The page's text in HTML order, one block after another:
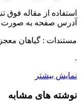
استفاده از مقاله فوق
آدرس صفحه به صورت
مستندات : گیاهان
.
نمایش بیشتر
نوشته های مشابه